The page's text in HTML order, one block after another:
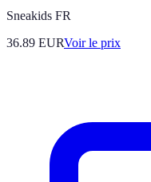
Sneakids FR
36.89 EURVoir le prix